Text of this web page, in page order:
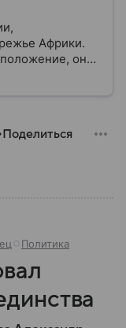
Африки.
он
союза.
собрали о
Поделиться
Политика